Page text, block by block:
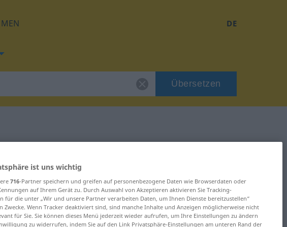
DE
Übersetzen
für "Begehung"
ist uns wichtig
716-Partner speichern und greifen auf personenbezogene Daten wie Browserdaten oder
auf Ihrem Gerät zu. Durch Auswahl von Akzeptieren aktivieren Sie Tracking-
für die unter „Wir und unsere Partner verarbeiten Daten, um Ihnen Dienste bereitzustellen“
Zwecke. Wenn Tracker deaktiviert sind, sind manche Inhalte und Anzeigen möglicherweise nicht
für Sie. Sie können dieses Menü jederzeit wieder aufrufen, um Ihre Einstellungen zu ändern
zu widerrufen, indem Sie auf den Link Privatsphäre-Einstellungen am unteren Rand der